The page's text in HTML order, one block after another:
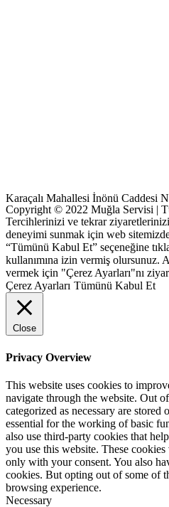
Karaçalı Mahallesi İnönü Caddesi
Copyright © 2022 Muğla Servisi |
Tercihlerinizi ve tekrar
deneyimi sunmak için web
“Tümünü Kabul Et” seçeneğine
kullanımına izin vermiş olursunuz.
vermek için "Çerez Ayarları"nı
Çerez Ayarları Tümünü Kabul Et
Close
Privacy Overview
This website uses cookies to
navigate through the website. Out
categorized as necessary are stored
essential for the working of basic
also use third-party cookies that
you use this website. These
only with your consent. You also
cookies. But opting out of some of
browsing experience.
Necessary